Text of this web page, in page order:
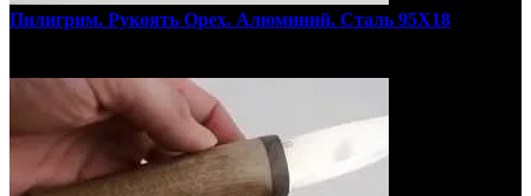
Пилигрим. Рукоять Орех. Алюминий. Сталь 95Х18